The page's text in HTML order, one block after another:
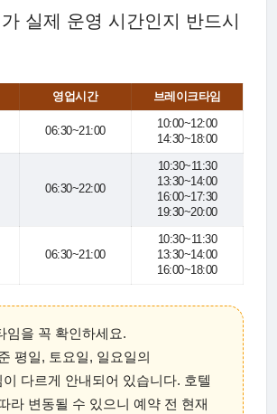
실제 운영 시간인지 반드시
영업시간 브레이크타임
06:30~21:00
10:00~12:00
14:30~18:00
06:30~22:00
10:30~11:30
13:30~14:00
16:00~17:30
19:30~20:00
06:30~21:00
10:30~11:30
13:30~14:00
16:00~18:00
임을 꼭 확인하세요.
평일, 토요일, 일요일의
이 다르게 안내되어 있습니다. 호텔
라 변동될 수 있으니 예약 전 현재